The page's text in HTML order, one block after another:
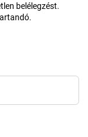
belélegzést.